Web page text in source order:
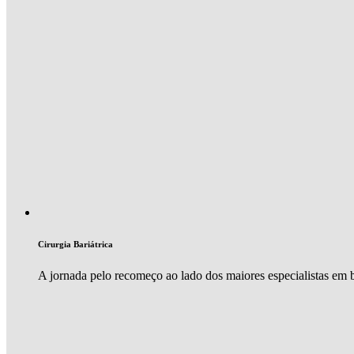
Cirurgia Bariátrica
A jornada pelo recomeço ao lado dos maiores especialistas em